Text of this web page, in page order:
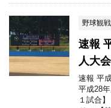
野球観戦
速報
人大
速報 平
平成28
１試合